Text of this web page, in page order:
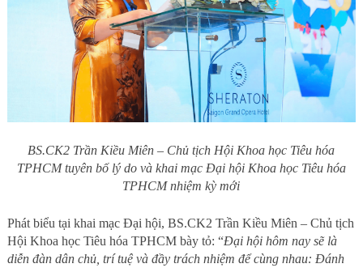
BS.CK2 Trần Kiều Miên – Chủ tịch Hội Khoa học Tiêu hóa
TPHCM tuyên bố lý do và khai mạc Đại hội Khoa học Tiêu hóa
TPHCM nhiệm kỳ mới
Phát biểu tại khai mạc Đại hội, BS.CK2 Trần Kiều Miên – Chủ tịch
Hội Khoa học Tiêu hóa TPHCM bày tỏ: “Đại hội hôm nay sẽ là
diễn đàn dân chủ, trí tuệ và đầy trách nhiệm để cùng nhau: Đánh